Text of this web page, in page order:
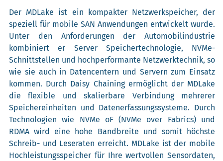
Der MDLake ist ein kompakter Netzwerkspeicher, der
speziell für mobile SAN Anwendungen entwickelt wurde.
Unter den Anforderungen der Automobilindustrie
kombiniert er Server Speichertechnologie, NVMe-
Schnittstellen und hochperformante Netzwerktechnik, so
wie sie auch in Datencentern und Servern zum Einsatz
kommen. Durch Daisy Chaining ermöglicht der MDLake
die flexible und skalierbare Verbindung mehrerer
Speichereinheiten und Datenerfassungssysteme. Durch
Technologien wie NVMe oF (NVMe over Fabrics) und
RDMA wird eine hohe Bandbreite und somit höchste
Schreib- und Leseraten erreicht. MDLake ist der mobile
Hochleistungsspeicher für Ihre wertvollen Sensordaten,